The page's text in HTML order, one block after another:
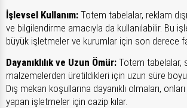
İşlevsel Kullanım: Totem tabelalar, reklam
ve bilgilendirme amacıyla da kullanılabilir. Bu
büyük işletmeler ve kurumlar için son derece
Dayanıklılık ve Uzun Ömür: Totem tabelalar,
malzemelerden üretildikleri için uzun süre
Dış mekan koşullarına dayanıklı olmaları,
yapan işletmeler için cazip kılar.